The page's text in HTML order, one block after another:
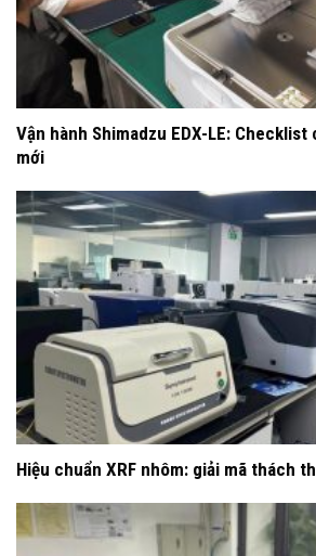
Vận hành Shimadzu EDX-LE:
mới
Hiệu chuẩn XRF nhôm: giải mã thách